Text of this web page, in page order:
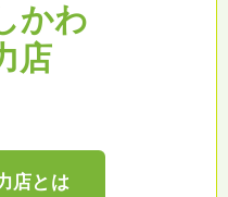
かわ
店
店とは